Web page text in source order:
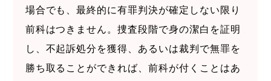
場合でも、最終的に有罪判決が確定しない限り
前科はつきません。捜査段階で身の潔白を証明
し、不起訴処分を獲得、あるいは裁判で無罪を
勝ち取ることができれば、前科が付くことはあ